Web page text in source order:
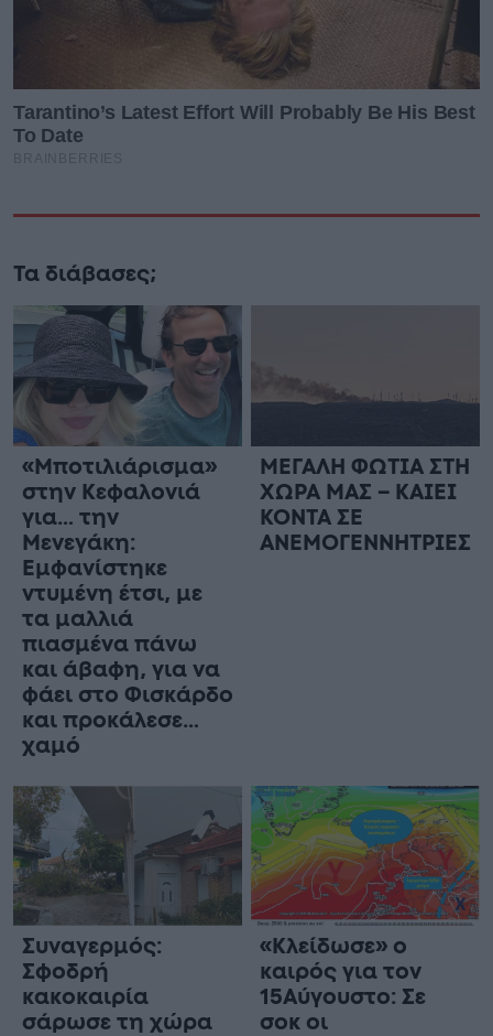
Τα διάβασες;
«Μποτιλιάρισμα»
στην Κεφαλονιά
για… την
Μενεγάκη:
Εμφανίστηκε
ντυμένη έτσι, με
τα μαλλιά
πιασμένα πάνω
και άβαφη, για να
φάει στο Φισκάρδο
και προκάλεσε…
χαμό
ΜΕΓΑΛΗ ΦΩΤΙΑ ΣΤΗ
ΧΩΡΑ ΜΑΣ – ΚΑΙΕΙ
ΚΟΝΤΑ ΣΕ
ΑΝΕΜΟΓΕΝΝΗΤΡΙΕΣ
Συναγερμός:
Σφοδρή
κακοκαιρία
σάρωσε τη χώρα
«Κλείδωσε» ο
καιρός για τον
15Αύγουστο: Σε
σοκ οι